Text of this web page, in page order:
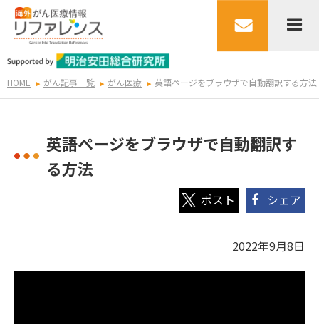
HOME がん記事一覧 がん医療 英語ページをブラウザで自動翻訳する方法
英語ページをブラウザで自動翻訳す
る方法
シェア
2022年9月8日